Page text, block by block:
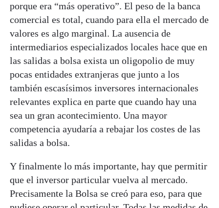
porque era “más operativo”. El peso de la banca
comercial es total, cuando para ella el mercado de
valores es algo marginal. La ausencia de
intermediarios especializados locales hace que en
las salidas a bolsa exista un oligopolio de muy
pocas entidades extranjeras que junto a los
también escasísimos inversores internacionales
relevantes explica en parte que cuando hay una
sea un gran acontecimiento. Una mayor
competencia ayudaría a rebajar los costes de las
salidas a bolsa.
Y finalmente lo más importante, hay que permitir
que el inversor particular vuelva al mercado.
Precisamente la Bolsa se creó para eso, para que